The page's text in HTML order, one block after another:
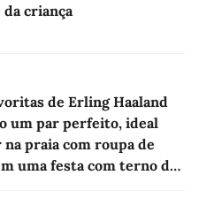
criança
de Erling Haaland
um par perfeito, ideal
praia com roupa de
uma festa com terno de